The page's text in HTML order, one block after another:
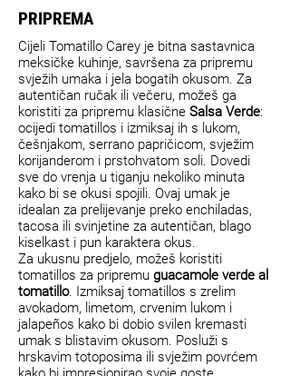
PRIPREMA
Cijeli Tomatillo Carey je bitna sastavnica
meksičke kuhinje, savršena za pripremu
svježih umaka i jela bogatih okusom. Za
autentičan ručak ili večeru, možeš ga
koristiti za pripremu klasične Salsa Verde:
ocijedi tomatillos i izmiksaj ih s lukom,
češnjakom, serrano papričicom, svježim
korijanderom i prstohvatom soli. Dovedi
sve do vrenja u tiganju nekoliko minuta
kako bi se okusi spojili. Ovaj umak je
idealan za prelijevanje preko enchiladas,
tacosa ili svinjetine za autentičan, blago
kiselkast i pun karaktera okus.
Za ukusnu predjelo, možeš koristiti
tomatillos za pripremu guacamole verde al
tomatillo. Izmiksaj tomatillos s zrelim
avokadom, limetom, crvenim lukom i
jalapeños kako bi dobio svilen kremasti
umak s blistavim okusom. Posluži s
hrskavim totoposima ili svježim povrćem